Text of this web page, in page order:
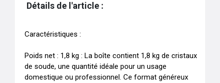
Détails de l'article :
Caractéristiques :
Poids net : 1,8 kg : La boîte contient 1,8 kg de cristaux
de soude, une quantité idéale pour un usage
domestique ou professionnel. Ce format généreux